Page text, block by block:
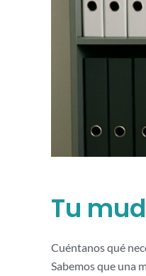
Tu
Cuéntanos qué
Sabemos que una